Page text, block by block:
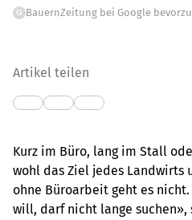
G BauernZeitung bei Google
Artikel teilen
Kurz im Büro, lang im Stall
wohl das Ziel jedes Landwirts
ohne Büroarbeit geht es
will, darf nicht lange suchen»,